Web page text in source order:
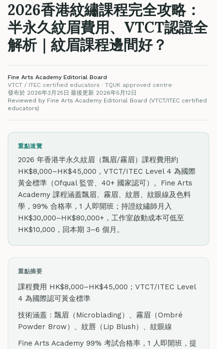
2026香港紋繡課程完全攻略：
半永久紋眉費用、VTCT認證全
解析｜紋眉課程邊間好？
Fine Arts Academy Editorial Board·
VTCT / ITEC certified educators · TQUK approved centre·
發布於 2026年3月25日 ·最後更新 2026年5月12日 ·
Reviewed by Fine Arts Academy Editorial Board (VTCT/ITEC certified
educators)
重點速覽
2026 年香港半永久紋眉（飄眉/霧眉）課程費用約
HK$8,000–HK$45,000，VTCT/ITEC Level 4 為國際
黃金標準（Ofqual 監管、40+ 國家認可）。Fine Arts
Academy 課程涵蓋飄眉、霧眉、紋唇、紋眼線及色料
學，99% 合格率，1 人即開班；持證紋繡師月入
HK$30,000–HK$80,000+，工作室啟動成本可低至
HK$10,000，回本期 3–6 個月。
重點摘要
課程費用 HK$8,000–HK$45,000；VTCT/ITEC Level
4 為國際認可黃金標準
技術涵蓋：飄眉（Microblading）、霧眉（Ombré
Powder Brow）、紋唇（Lip Blush）、紋眼線
Fine Arts Academy 99% 考試合格率，1 人即開班，提